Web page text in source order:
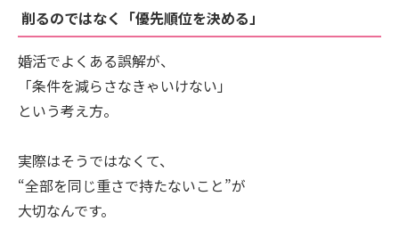
削るのではなく「優先順位を決める」
婚活でよくある誤解が、
「条件を減らさなきゃいけない」
という考え方。
実際はそうではなくて、
“全部を同じ重さで持たないこと”が
大切なんです。